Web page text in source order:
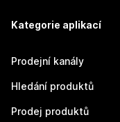
Kategorie aplikací
Prodejní kanály
Hledání produktů
Prodej produktů